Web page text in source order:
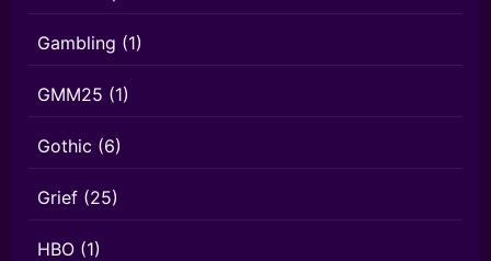
Gambling (1)
GMM25 (1)
Gothic (6)
Grief (25)
HBO (1)